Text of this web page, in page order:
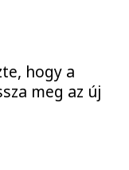
hogy a
meg az új